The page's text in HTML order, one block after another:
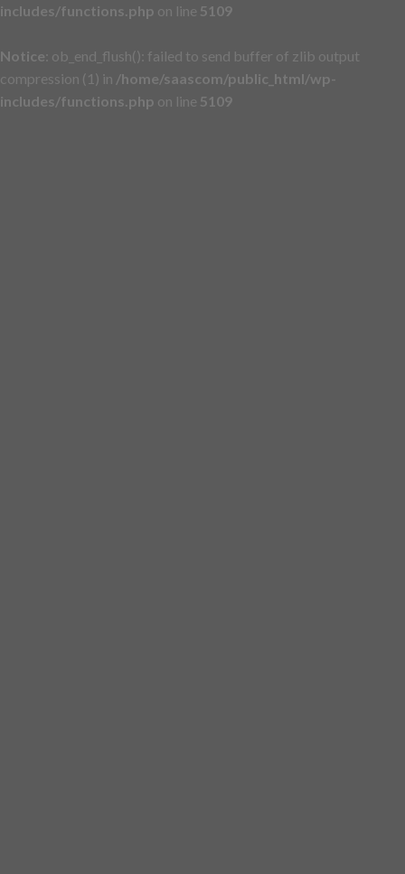
includes/functions.php on line 5109
Notice : ob_end_flush(): failed to send buffer of zlib output
compression (1) in /home/saascom/public_html/wp-
includes/functions.php on line 5109